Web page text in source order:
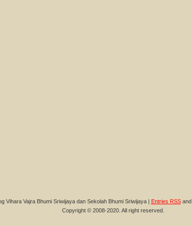
Vihara Vajra Bhumi Sriwijaya dan Sekolah Bhumi Sriwijaya | Entries RSSand
Copyright © 2008-2020. All right reserved.